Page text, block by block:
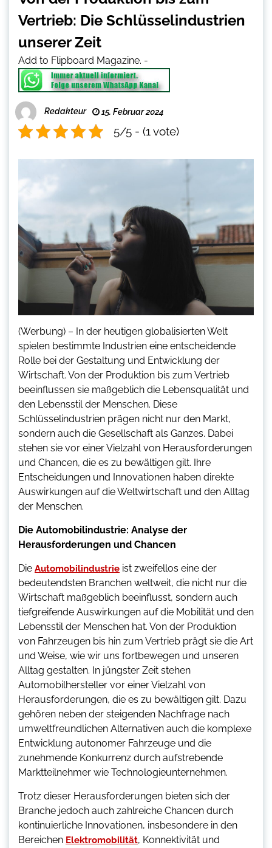
Vertrieb: Die Schlüsselindustrien
unserer Zeit
Add to Flipboard Magazine. -
Redakteur 15. Februar 2024
5/5 - (1 vote)
(Werbung) – In der heutigen globalisierten Welt
spielen bestimmte Industrien eine entscheidende
Rolle bei der Gestaltung und Entwicklung der
Wirtschaft. Von der Produktion bis zum Vertrieb
beeinflussen sie maßgeblich die Lebensqualität und
den Lebensstil der Menschen. Diese
Schlüsselindustrien prägen nicht nur den Markt,
sondern auch die Gesellschaft als Ganzes. Dabei
stehen sie vor einer Vielzahl von Herausforderungen
und Chancen, die es zu bewältigen gilt. Ihre
Entscheidungen und Innovationen haben direkte
Auswirkungen auf die Weltwirtschaft und den Alltag
der Menschen.
Die Automobilindustrie: Analyse der
Herausforderungen und Chancen
Die Automobilindustrie ist zweifellos eine der
bedeutendsten Branchen weltweit, die nicht nur die
Wirtschaft maßgeblich beeinflusst, sondern auch
tiefgreifende Auswirkungen auf die Mobilität und den
Lebensstil der Menschen hat. Von der Produktion
von Fahrzeugen bis hin zum Vertrieb prägt sie die Art
und Weise, wie wir uns fortbewegen und unseren
Alltag gestalten. In jüngster Zeit stehen
Automobilhersteller vor einer Vielzahl von
Herausforderungen, die es zu bewältigen gilt. Dazu
gehören neben der steigenden Nachfrage nach
umweltfreundlichen Alternativen auch die komplexe
Entwicklung autonomer Fahrzeuge und die
zunehmende Konkurrenz durch aufstrebende
Marktteilnehmer wie Technologieunternehmen.
Trotz dieser Herausforderungen bieten sich der
Branche jedoch auch zahlreiche Chancen durch
kontinuierliche Innovationen, insbesondere in den
Bereichen Elektromobilität, Konnektivität und